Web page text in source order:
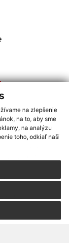
na zlepšenie
na to, aby sme
na analýzu
toho, odkiaľ naši
s využitím RSS
stránok,web portál
domény